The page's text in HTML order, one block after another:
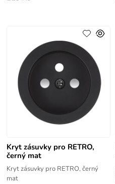
Kryt zásuvky pro RETRO,
černý mat
Kryt zásuvky pro RETRO, černý
mat